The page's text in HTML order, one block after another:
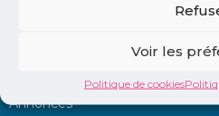
Voir les
Politique de cookies
Annonces